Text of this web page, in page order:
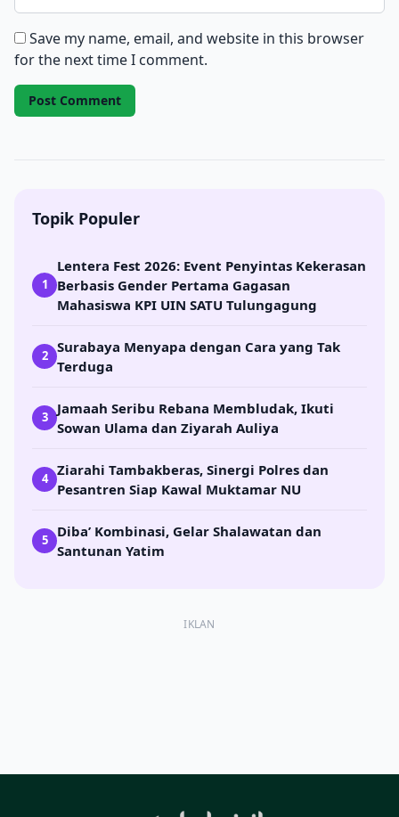
Save my name, email, and website in this browser
for the next time I comment.
Topik Populer
1
Lentera Fest 2026: Event Penyintas Kekerasan
Berbasis Gender Pertama Gagasan
Mahasiswa KPI UIN SATU Tulungagung
2
Surabaya Menyapa dengan Cara yang Tak
Terduga
3
Jamaah Seribu Rebana Membludak, Ikuti
Sowan Ulama dan Ziyarah Auliya
4
Ziarahi Tambakberas, Sinergi Polres dan
Pesantren Siap Kawal Muktamar NU
5
Diba’ Kombinasi, Gelar Shalawatan dan
Santunan Yatim
IKLAN